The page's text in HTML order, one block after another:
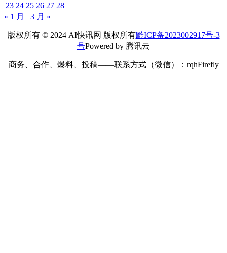
23 24 25 26 27 28
« 1 月
3 月 »
版权所有 © 2024 AI快讯网 版权所有黔ICP备2023002917号-3
号Powered by 腾讯云
商务、合作、爆料、投稿——联系方式（微信）：rqhFirefly